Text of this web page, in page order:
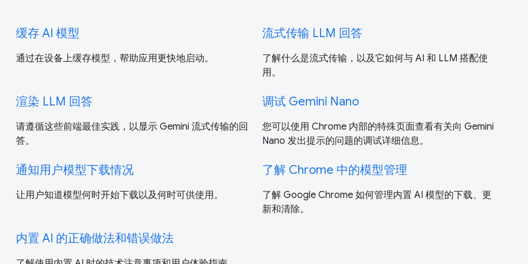
缓存 AI 模型
通过在设备上缓存模型，帮助应用更快地启动。
流式传输 LLM 回答
了解什么是流式传输，以及它如何与 AI 和 LLM 搭配使
用。
渲染 LLM 回答
请遵循这些前端最佳实践，以显示 Gemini 流式传输的回
答。
调试 Gemini Nano
您可以使用 Chrome 内部的特殊页面查看有关向 Gemini
Nano 发出提示的问题的调试详细信息。
通知用户模型下载情况
让用户知道模型何时开始下载以及何时可供使用。
了解 Chrome 中的模型管理
了解 Google Chrome 如何管理内置 AI 模型的下载、更
新和清除。
内置 AI 的正确做法和错误做法